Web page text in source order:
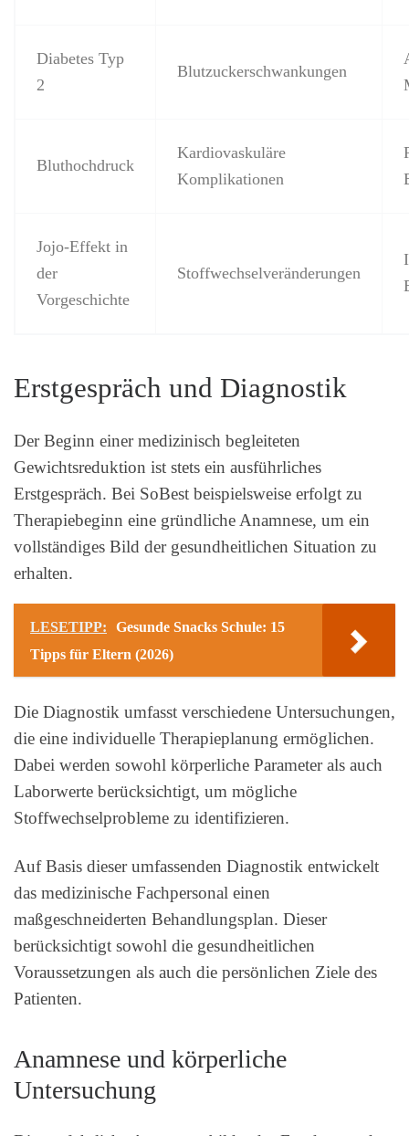
Diabetes Typ
2
Blutzuckerschwankungen
Bluthochdruck
Kardiovaskuläre
Komplikationen
Jojo-Effekt in
der
Vorgeschichte
Stoffwechselveränderungen
Erstgespräch und Diagnostik
Der Beginn einer medizinisch begleiteten
Gewichtsreduktion ist stets ein ausführliches
Erstgespräch. Bei SoBest beispielsweise erfolgt zu
Therapiebeginn eine gründliche Anamnese, um ein
vollständiges Bild der gesundheitlichen Situation zu
erhalten.
LESETIPP:
Gesunde Snacks Schule: 15
Tipps für Eltern (2026)
Die Diagnostik umfasst verschiedene Untersuchungen,
die eine individuelle Therapieplanung ermöglichen.
Dabei werden sowohl körperliche Parameter als auch
Laborwerte berücksichtigt, um mögliche
Stoffwechselprobleme zu identifizieren.
Auf Basis dieser umfassenden Diagnostik entwickelt
das medizinische Fachpersonal einen
maßgeschneiderten Behandlungsplan. Dieser
berücksichtigt sowohl die gesundheitlichen
Voraussetzungen als auch die persönlichen Ziele des
Patienten.
Anamnese und körperliche
Untersuchung